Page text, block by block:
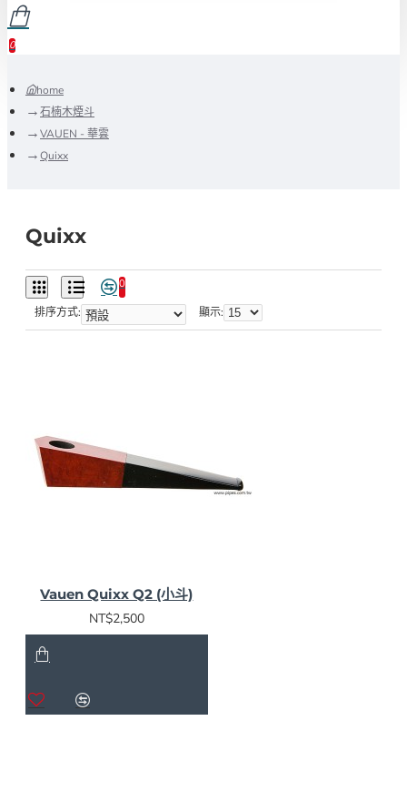
0
home
石楠木煙斗
VAUEN - 華雲
Quixx
Quixx
0
排序方式: 顯示:
Vauen Quixx Q2 (小斗)
NT$2,500